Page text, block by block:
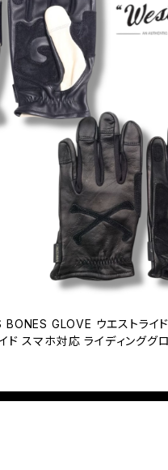
GLOVE ウエストライ
ド スマホ対応 ライディンググ